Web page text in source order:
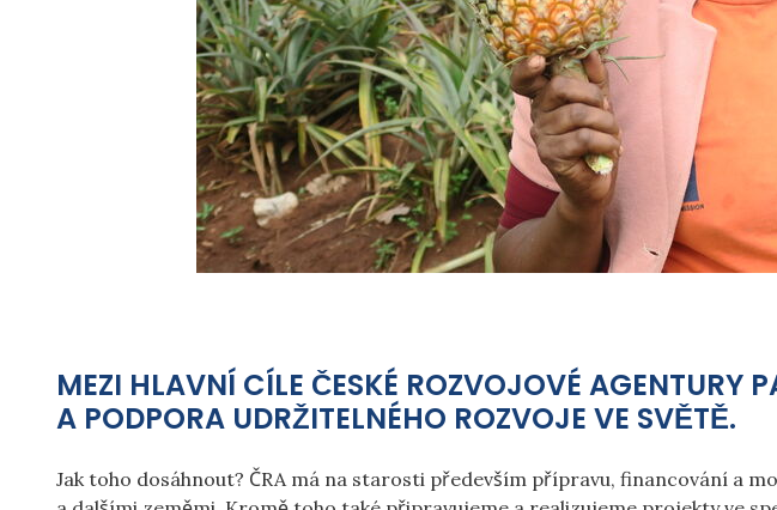
MEZI HLAVNÍ CÍLE ČESKÉ ROZVOJOVÉ AGENTURY
A PODPORA UDRŽITELNÉHO ROZVOJE VE SVĚTĚ.
Jak toho dosáhnout? ČRA má na starosti především přípravu, financování a